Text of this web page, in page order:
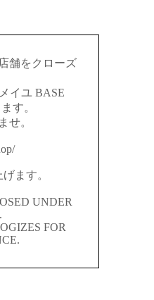
舗をクローズ
イユ BASE
す。
せ。
ます。
UNDER
FOR